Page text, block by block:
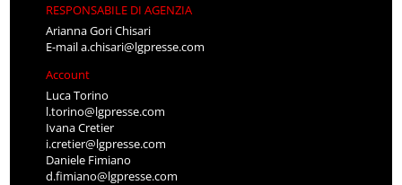
RESPONSABILE DI AGENZIA
Arianna Gori Chisari
E-maila.chisari@lgpresse.com
Account
Luca Torino
l.torino@lgpresse.com
Ivana Cretier
i.cretier@lgpresse.com
Daniele Fimiano
d.fimiano@lgpresse.com